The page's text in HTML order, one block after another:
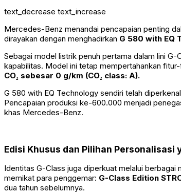
text_decrease text_increase
Mercedes-Benz menandai pencapaian penting
dirayakan dengan menghadirkan G 580 with EQ
Sebagai model listrik penuh pertama dalam lini
kapabilitas. Model ini tetap mempertahankan
CO₂ sebesar 0 g/km (CO₂ class: A).
G 580 with EQ Technology sendiri telah
Pencapaian produksi ke-600.000 menjadi
khas Mercedes-Benz.
Edisi Khusus dan Pilihan Personalisasi
Identitas G-Class juga diperkuat melalui
memikat para penggemar: G-Class Edition
dua tahun sebelumnya.